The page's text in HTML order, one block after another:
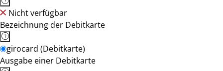
Nicht verfügbar
Bezeichnung der Debitkarte
girocard (Debitkarte)
Ausgabe einer Debitkarte